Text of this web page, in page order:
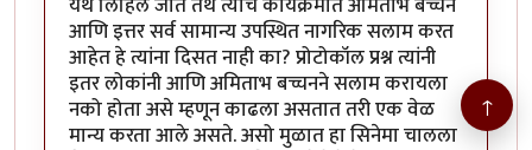
आणि इत्तर सर्व सामान्य उपस्थित नागरिक सलाम करत
आहेत हे त्यांना दिसत नाही का? प्रोटोकॉल प्रश्न त्यांनी
इतर लोकांनी आणि अमिताभ बच्चनने सलाम करायला
नको होता असे म्हणून काढला असतात तरी एक वेळ
मान्य करता आले असते. असो मुळात हा सिनेमा चालला
↑